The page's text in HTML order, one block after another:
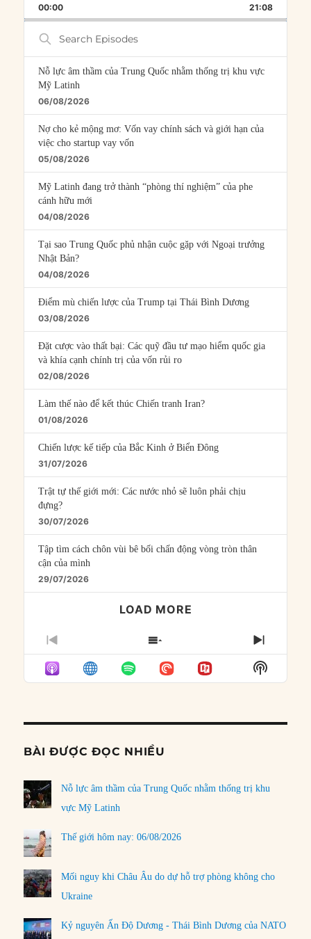
RATE
FORWARD
00:00 21:08
Search
Episodes
Nỗ lực âm thầm của Trung Quốc nhằm thống trị khu vực
Mỹ Latinh
06/08/2026
Nợ cho kẻ mộng mơ: Vốn vay chính sách và giới hạn của
việc cho startup vay vốn
05/08/2026
Mỹ Latinh đang trở thành “phòng thí nghiệm” của phe
cánh hữu mới
04/08/2026
Tại sao Trung Quốc phủ nhận cuộc gặp với Ngoại trưởng
Nhật Bản?
04/08/2026
Điểm mù chiến lược của Trump tại Thái Bình Dương
03/08/2026
Đặt cược vào thất bại: Các quỹ đầu tư mạo hiểm quốc gia
và khía cạnh chính trị của vốn rủi ro
02/08/2026
Làm thế nào để kết thúc Chiến tranh Iran?
01/08/2026
Chiến lược kế tiếp của Bắc Kinh ở Biển Đông
31/07/2026
Trật tự thế giới mới: Các nước nhỏ sẽ luôn phải chịu
đựng?
30/07/2026
Tập tìm cách chôn vùi bê bối chấn động vòng tròn thân
cận của mình
29/07/2026
LOAD MORE
PREVIOUS
EPISODE
SHOW
EPISODES
LIST
NEXT
Show
Podcast
BÀI ĐƯỢC ĐỌC NHIỀU
Nỗ lực âm thầm của Trung Quốc nhằm thống trị khu
vực Mỹ Latinh
Thế giới hôm nay: 06/08/2026
Mối nguy khi Châu Âu do dự hỗ trợ phòng không cho
Ukraine
Kỷ nguyên Ấn Độ Dương - Thái Bình Dương của NATO